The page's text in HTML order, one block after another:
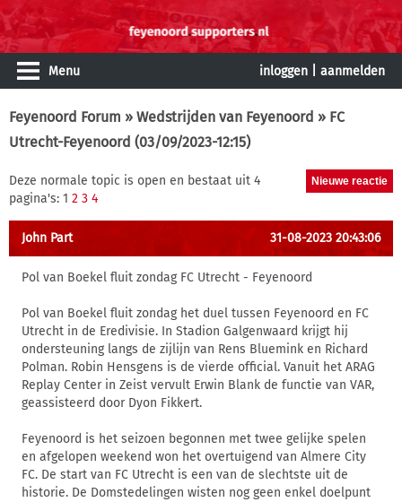
Menu inloggen aanmelden
Feyenoord Forum » Wedstrijden van Feyenoord » FC
Utrecht-Feyenoord (03/09/2023-12:15)
Deze normale topic is open en bestaat uit 4
pagina's: 1 2 3 4
John Part 31-08-2023 20:43:06
Pol van Boekel fluit zondag FC Utrecht - Feyenoord
Pol van Boekel fluit zondag het duel tussen Feyenoord en FC
Utrecht in de Eredivisie. In Stadion Galgenwaard krijgt hij
ondersteuning langs de zijlijn van Rens Bluemink en Richard
Polman. Robin Hensgens is de vierde official. Vanuit het ARAG
Replay Center in Zeist vervult Erwin Blank de functie van VAR,
geassisteerd door Dyon Fikkert.
Feyenoord is het seizoen begonnen met twee gelijke spelen
en afgelopen weekend won het overtuigend van Almere City
FC. De start van FC Utrecht is een van de slechtste uit de
historie. De Domstedelingen wisten nog geen enkel doelpunt